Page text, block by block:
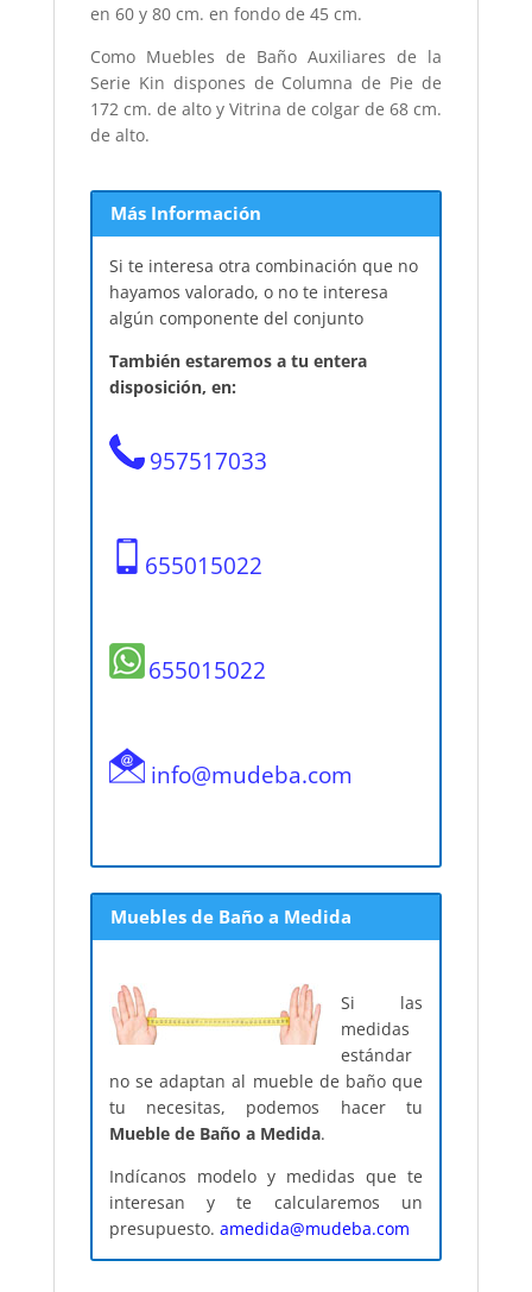
en 60 y 80 cm. en fondo de 45 cm.
Como Muebles de Baño Auxiliares de la
Serie Kin dispones de Columna de Pie de
172 cm. de alto y Vitrina de colgar de 68 cm.
de alto.
Más Información
Si te interesa otra combinación que no
hayamos valorado, o no te interesa
algún componente del conjunto
También estaremos a tu entera
disposición, en:
957517033
655015022
655015022
info@mudeba.com
Muebles de Baño a Medida
Si las
medidas
estándar
no se adaptan al mueble de baño que
tu necesitas, podemos hacer tu
Mueble de Baño a Medida.
Indícanos modelo y medidas que te
interesan y te calcularemos un
presupuesto. amedida@mudeba.com